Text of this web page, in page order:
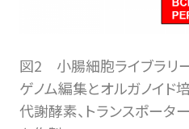
図2 小腸細胞ライブラリ
ゲノム編集とオルガノイド
代謝酵素、トランスポータ